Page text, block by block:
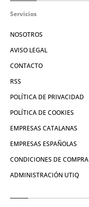
Servicios
NOSOTROS
AVISO LEGAL
CONTACTO
RSS
POLÍTICA DE PRIVACIDAD
POLÍTICA DE COOKIES
EMPRESAS CATALANAS
EMPRESAS ESPAÑOLAS
CONDICIONES DE COMPRA
ADMINISTRACIÓN UTIQ